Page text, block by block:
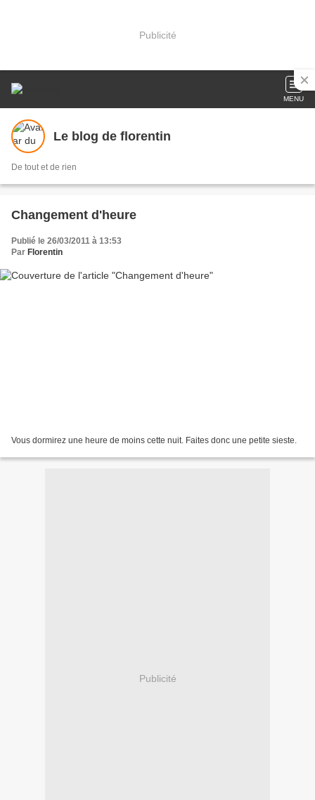
Publicité
MENU
Le blog de florentin
De tout et de rien
Changement d'heure
Publié le 26/03/2011 à 13:53
Par Florentin
Vous dormirez une heure de moins cette nuit. Faites donc une petite sieste.
Publicité